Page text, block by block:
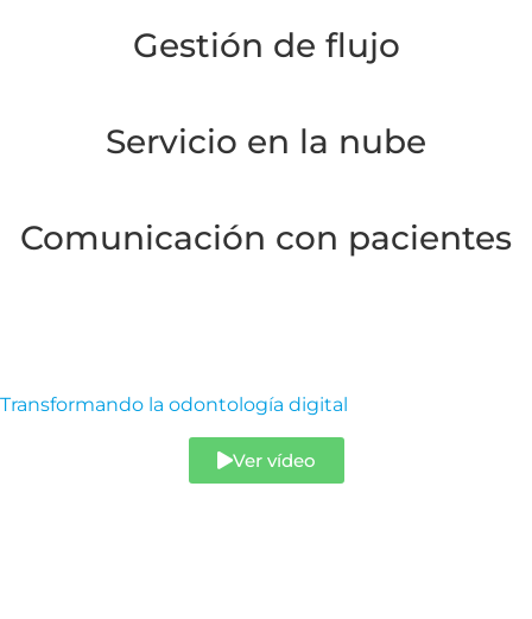
Gestión de flujo
Servicio en la nube
Comunicación con pacientes
Transformando la odontología digital
Ver vídeo